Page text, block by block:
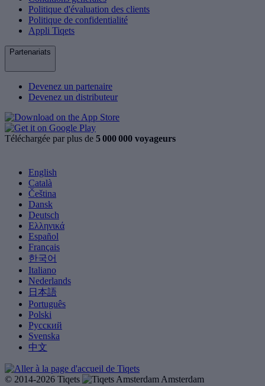
Politique d'évaluation des clients
Politique de confidentialité
Appli Tiqets
Partenariats
Devenez un partenaire
Devenez un distributeur
Téléchargée par plus de 5 000 000 voyageurs
English
Català
Čeština
Dansk
Deutsch
Ελληνικά
Español
Français
한국어
Italiano
Nederlands
日本語
Português
Polski
Русский
Svenska
中文
© 2014-2026 Tiqets
Amsterdam